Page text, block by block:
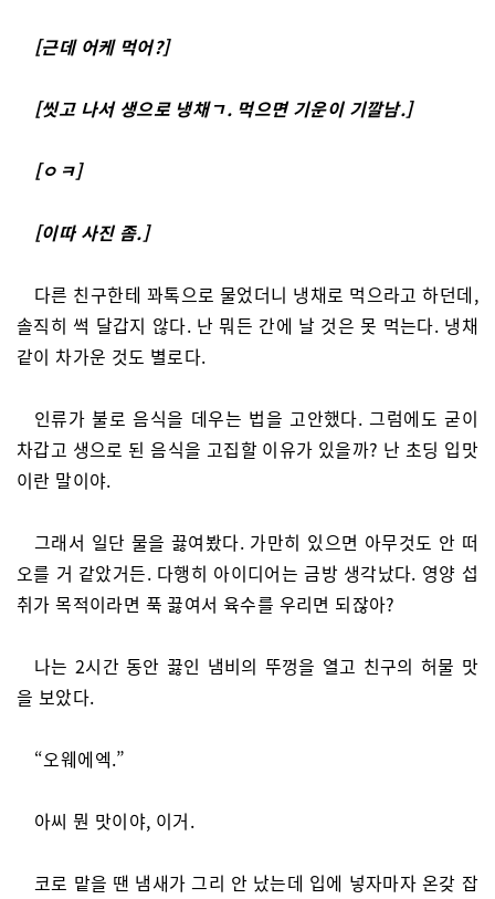
[근데 어케 먹어?]
[씻고 나서 생으로 냉채ㄱ. 먹으면 기운이 기깔남.]
[ㅇㅋ]
[이따 사진 좀.]
다른 친구한테 꽈톡으로 물었더니 냉채로 먹으라고 하던데,
솔직히 썩 달갑지 않다. 난 뭐든 간에 날 것은 못 먹는다. 냉채
같이 차가운 것도 별로다.
인류가 불로 음식을 데우는 법을 고안했다. 그럼에도 굳이
차갑고 생으로 된 음식을 고집할 이유가 있을까? 난 초딩 입맛
이란 말이야.
그래서 일단 물을 끓여봤다. 가만히 있으면 아무것도 안 떠
오를 거 같았거든. 다행히 아이디어는 금방 생각났다. 영양 섭
취가 목적이라면 푹 끓여서 육수를 우리면 되잖아?
나는 2시간 동안 끓인 냄비의 뚜껑을 열고 친구의 허물 맛
을 보았다.
“오웨에엑.”
아씨 뭔 맛이야, 이거.
코로 맡을 땐 냄새가 그리 안 났는데 입에 넣자마자 온갖 잡